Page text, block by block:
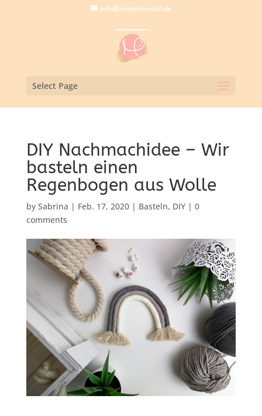
info@mamahoch2.de
Select Page
DIY Nachmachidee – Wir
basteln einen
Regenbogen aus Wolle
by Sabrina | Feb. 17, 2020| Basteln, DIY| 0
comments